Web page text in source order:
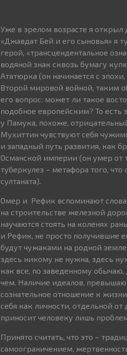
Уже в зрелом возрасте я открыл
«Джавдат Бей и его сыновья» я
герой, «трансцендентальное
водяной знак сквозь бумагу
Ататюрка (он начинается с
Второй мировой войной, таким
его вопрос: может ли такое
подобное европейским? То есть
у Памука, похоже,
Мухиттин чувствуют себя
и западный путь развития, как
Османской империи (он умер от
туберкулез – метафора того,
султаната).
Омер и Рефик вспоминают
на строительстве железной
научаются стоять на коленях
и Рефик, не просто получившие
будут чужаками на родной
здесь никому не нужна, здесь
как все, по заведенному
чем. Наличие идеалов,
сознательное отношение к
себя как личности, отдельной
приносит человеку лишь
Принято считать, что это –
самоограничением,